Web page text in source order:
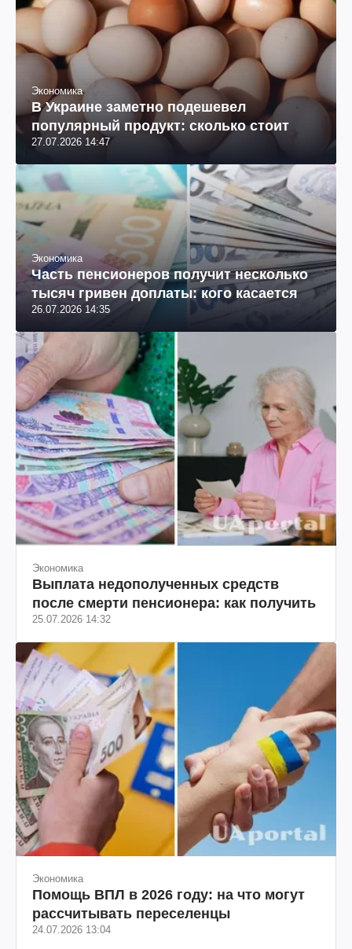
Экономика
В Украине заметно подешевел
популярный продукт: сколько стоит
27.07.2026 14:47
Экономика
Часть пенсионеров получит несколько
тысяч гривен доплаты: кого касается
26.07.2026 14:35
Экономика
Выплата недополученных средств
после смерти пенсионера: как получить
25.07.2026 14:32
Экономика
Помощь ВПЛ в 2026 году: на что могут
рассчитывать переселенцы
24.07.2026 13:04